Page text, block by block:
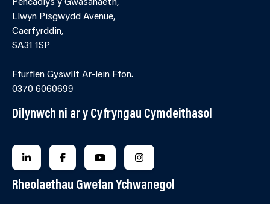
Llwyn Pisgwydd Avenue,
Caerfyrddin,
SA31 1SP
Ffurflen Gyswllt Ar-lein Ffon.
0370 6060699
Dilynwch ni ar y Cyfryngau Cymdeithasol
FOLLOW US ON LINKEDIN
FOLLOW US ON FACEBOOK
FOLLOW US ON YOUTUBE
FOLLOW US ON
Rheolaethau Gwefan Ychwanegol